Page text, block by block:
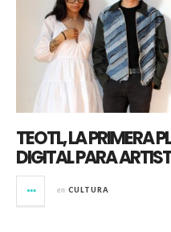
TEOTL, LA PRIMERA
DIGITAL PARA
en CULTURA